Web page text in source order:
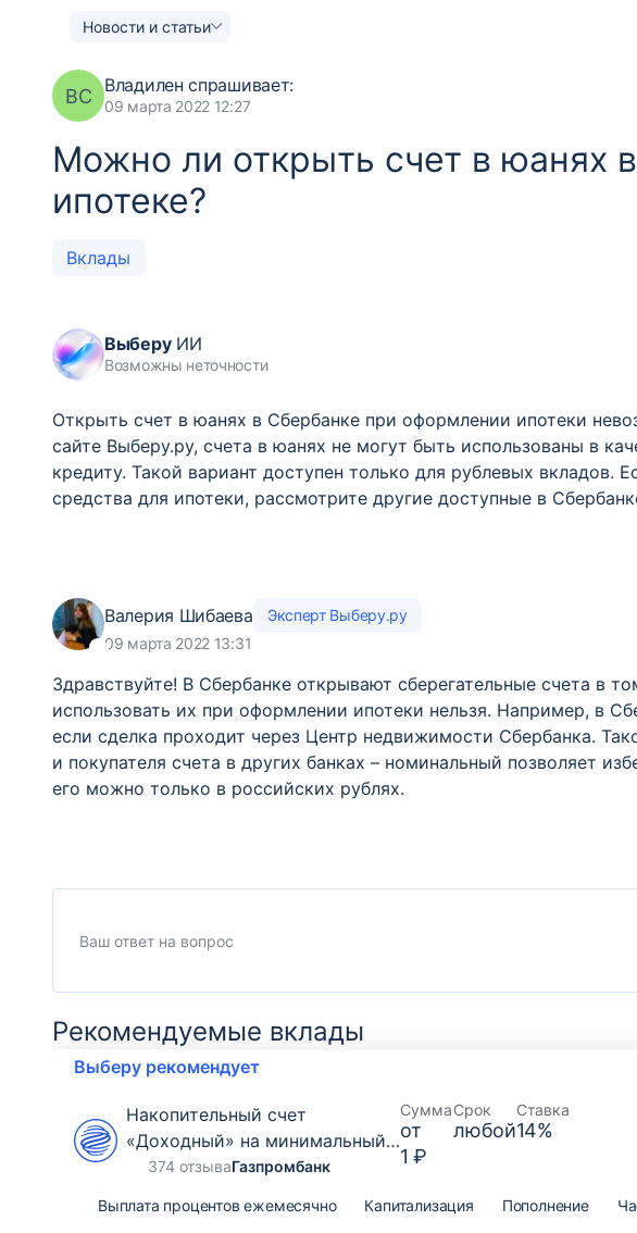
Новости и статьи
ВС Владилен спрашивает:
09 марта 2022 12:27
Можно ли открыть счет в юанях
ипотеке?
Вклады
ВыберуИИ
Возможны неточности
Открыть счет в юанях в Сбербанке при оформлении ипотеки
сайте Выберу.ру, счета в юанях не могут быть использованы в
кредиту. Такой вариант доступен только для рублевых вкладов.
средства для ипотеки, рассмотрите другие доступные в
Валерия Шибаева
Эксперт Выберу.ру
09 марта 2022 13:31
Здравствуйте! В Сбербанке открывают сберегательные счета в
использовать их при оформлении ипотеки нельзя. Например, в
если сделка проходит через Центр недвижимости Сбербанка.
и покупателя счета в других банках – номинальный позволяет
его можно только в российских рублях.
Рекомендуемые вклады
Выберу рекомендует
Накопительный счет
«Доходный» на минимальный
остаток
374 отзываГазпромбанк
Сумма
от
1 ₽
Срок
любой
Ставка
14%
Выплата процентов ежемесячно Капитализация Пополнение